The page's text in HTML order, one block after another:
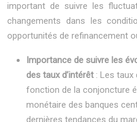
important de suivre les
changements dans les
opportunités de refinancement
Importance de suivre les
des taux d’intérêt : Les taux
fonction de la conjoncture
monétaire des banques
dernières tendances du